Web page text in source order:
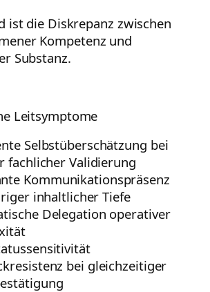
ist die Diskrepanz zwischen
Kompetenz und
Substanz.
Leitsymptome
Selbstüberschätzung bei
fachlicher Validierung
Kommunikationspräsenz
inhaltlicher Tiefe
Delegation operativer
bei gleichzeitiger